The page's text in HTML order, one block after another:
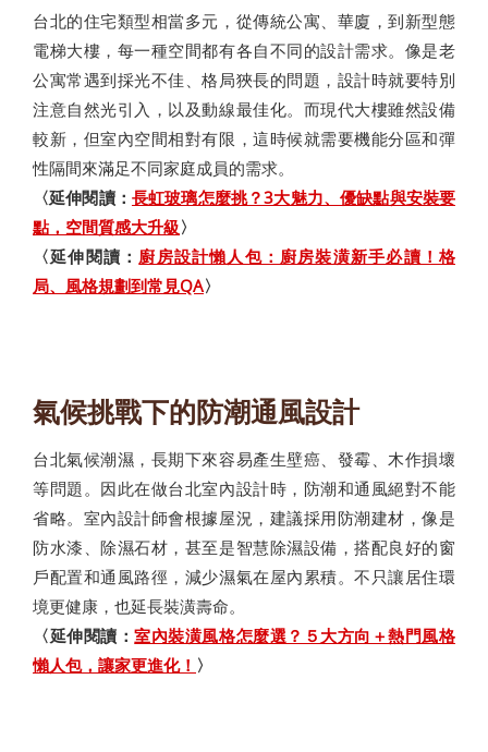
台北的住宅類型相當多元，從傳統公寓、華廈，到新型態
電梯大樓，每一種空間都有各自不同的設計需求。像是老
公寓常遇到採光不佳、格局狹長的問題，設計時就要特別
注意自然光引入，以及動線最佳化。而現代大樓雖然設備
較新，但室內空間相對有限，這時候就需要機能分區和彈
性隔間來滿足不同家庭成員的需求。
〈延伸閱讀： 長虹玻璃怎麼挑？3大魅力、優缺點與安裝要
點，空間質感大升級〉
〈延伸閱讀： 廚房設計懶人包：廚房裝潢新手必讀！格
局、風格規劃到常見QA〉
氣候挑戰下的防潮通風設計
台北氣候潮濕，長期下來容易產生壁癌、發霉、木作損壞
等問題。因此在做台北室內設計時，防潮和通風絕對不能
省略。室內設計師會根據屋況，建議採用防潮建材，像是
防水漆、除濕石材，甚至是智慧除濕設備，搭配良好的窗
戶配置和通風路徑，減少濕氣在屋內累積。不只讓居住環
境更健康，也延長裝潢壽命。
〈延伸閱讀：室內裝潢風格怎麼選？５大方向＋熱門風格
懶人包，讓家更進化！ 〉